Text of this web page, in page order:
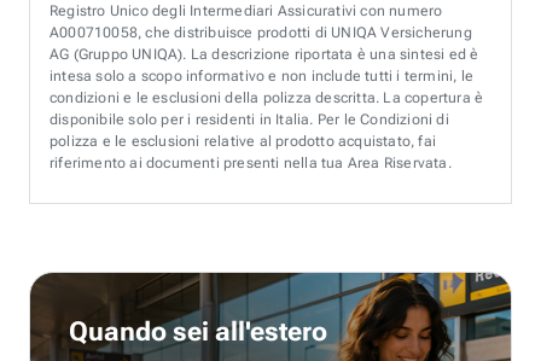
Registro Unico degli Intermediari Assicurativi con numero
A000710058, che distribuisce prodotti di UNIQA Versicherung
AG (Gruppo UNIQA). La descrizione riportata è una sintesi ed è
intesa solo a scopo informativo e non include tutti i termini, le
condizioni e le esclusioni della polizza descritta. La copertura è
disponibile solo per i residenti in Italia. Per le Condizioni di
polizza e le esclusioni relative al prodotto acquistato, fai
riferimento ai documenti presenti nella tua Area Riservata.
Quando sei all'estero